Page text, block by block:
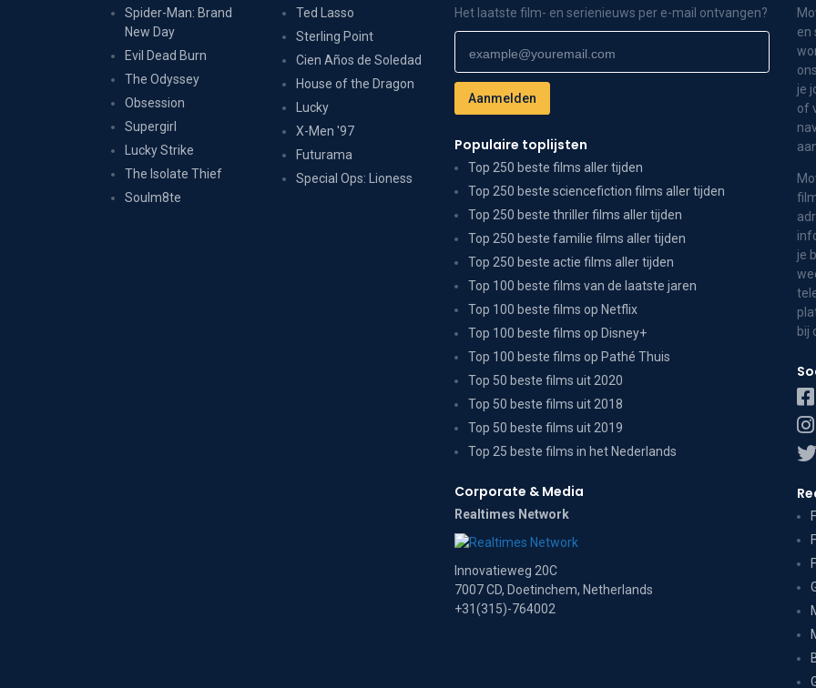
Spider-Man: Brand
New Day
Evil Dead Burn
The Odyssey
Obsession
Supergirl
Lucky Strike
The Isolate Thief
Soulm8te
Ted Lasso
Sterling Point
Cien Años de Soledad
House of the Dragon
Lucky
X-Men '97
Futurama
Special Ops: Lioness
Het laatste film- en serienieuws per e-mail ontvangen?
Populaire toplijsten
Top 250 beste films aller tijden
Top 250 beste sciencefiction films aller tijden
Top 250 beste thriller films aller tijden
Top 250 beste familie films aller tijden
Top 250 beste actie films aller tijden
Top 100 beste films van de laatste jaren
Top 100 beste films op Netflix
Top 100 beste films op Disney+
Top 100 beste films op Pathé Thuis
Top 50 beste films uit 2020
Top 50 beste films uit 2018
Top 50 beste films uit 2019
Top 25 beste films in het Nederlands
Corporate & Media
Realtimes Network
Innovatieweg 20C
7007 CD, Doetinchem, Netherlands
+31(315)-764002
en
je
of
je
bij